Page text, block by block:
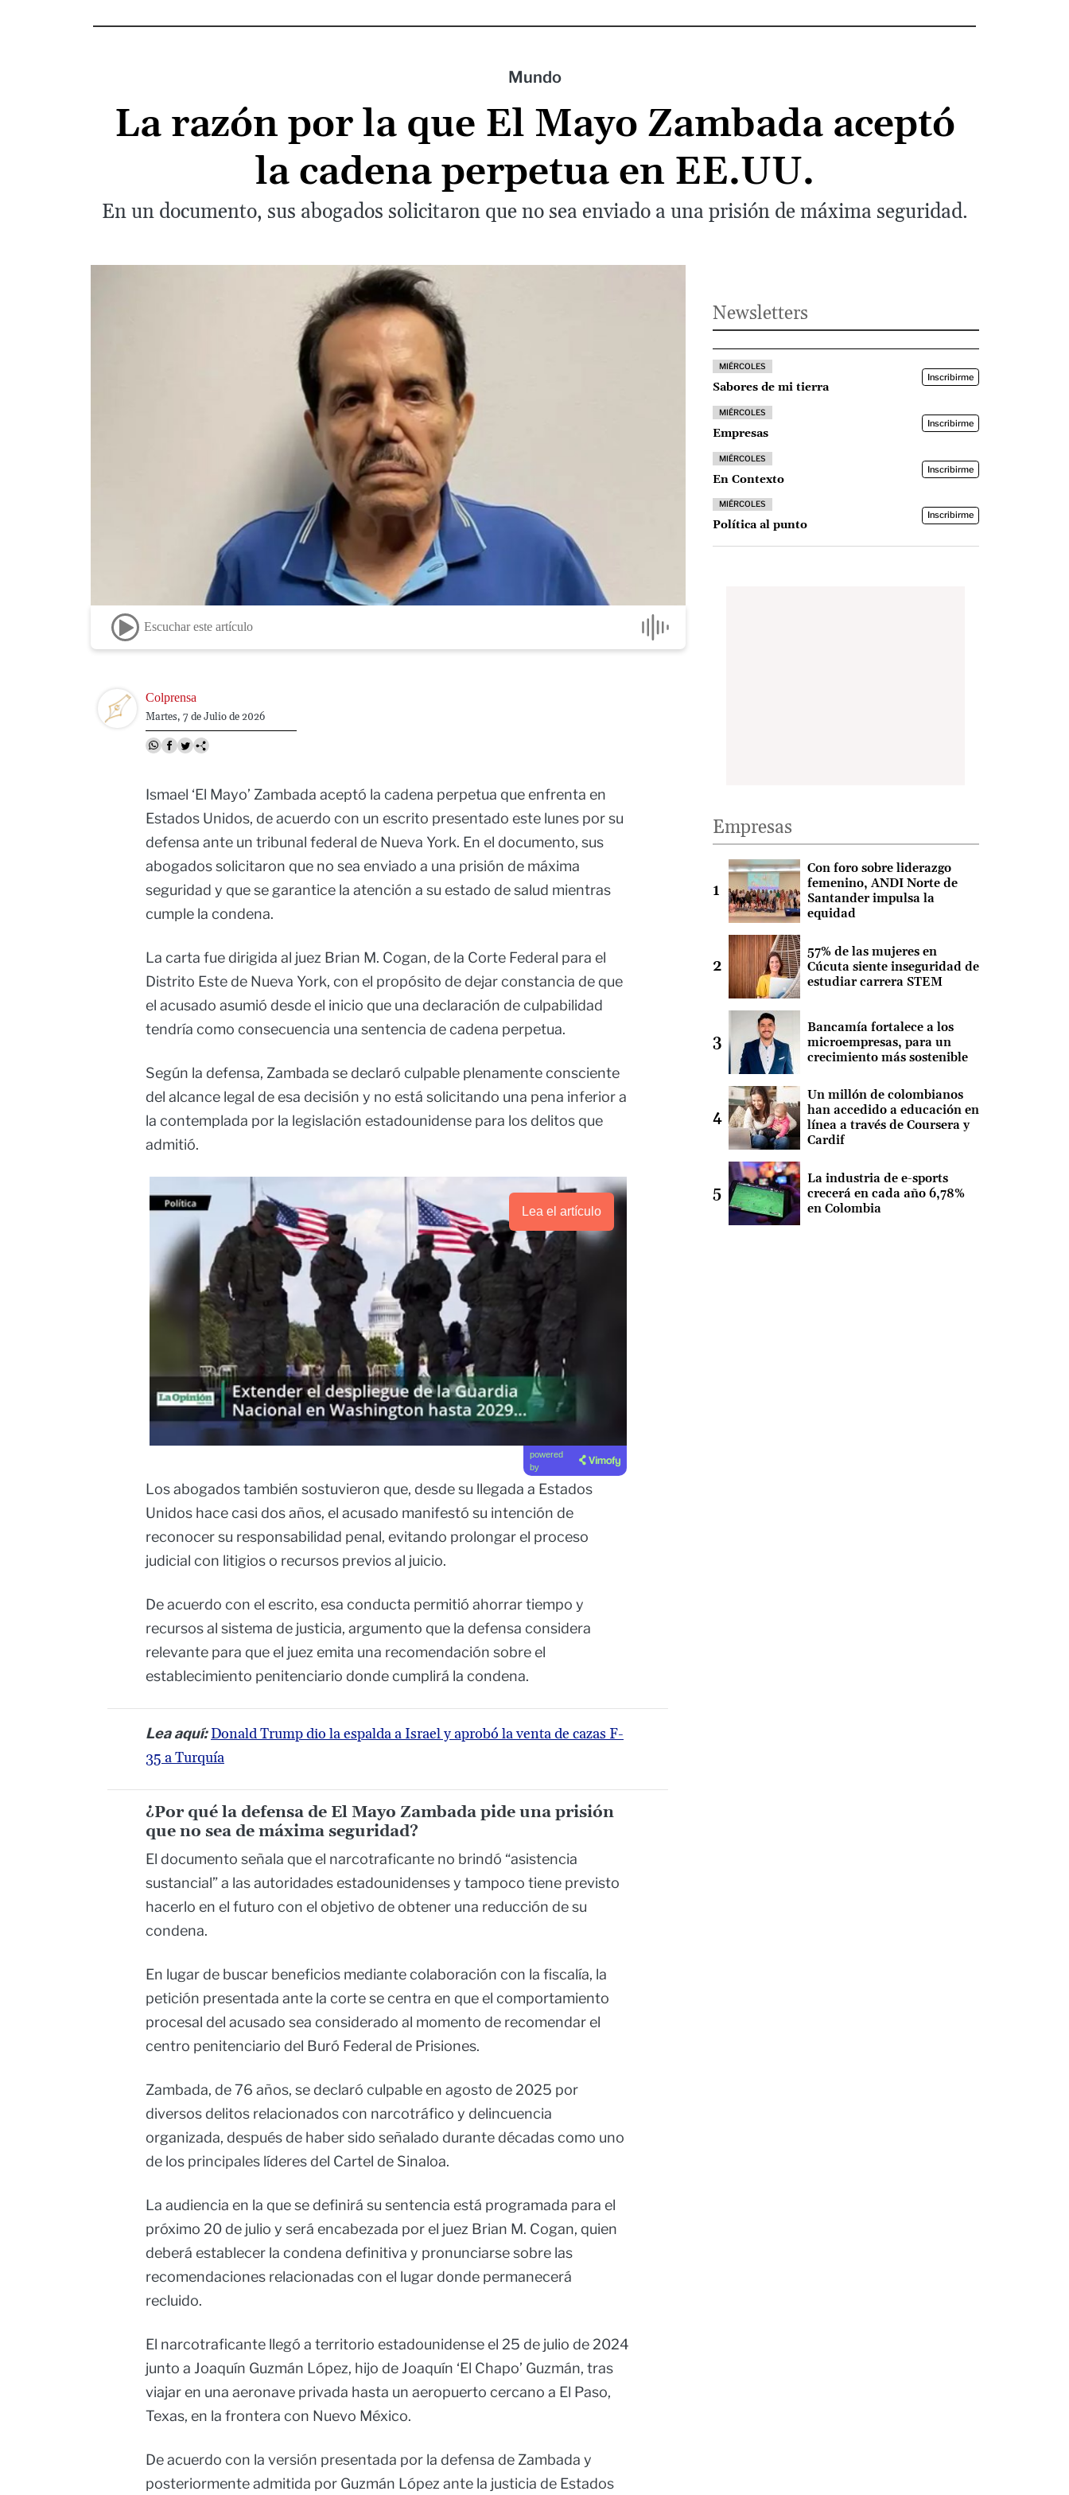
Mundo
La razón por la que El Mayo Zambada aceptó
la cadena perpetua en EE.UU.
En un documento, sus abogados solicitaron que no sea enviado a una prisión de máxima seguridad.
Escuchar este artículo
Image Colprensa
Martes, 7 de Julio de 2026
Ismael ‘El Mayo’ Zambada aceptó la cadena perpetua que enfrenta en
Estados Unidos, de acuerdo con un escrito presentado este lunes por su
defensa ante un tribunal federal de Nueva York. En el documento, sus
abogados solicitaron que no sea enviado a una prisión de máxima
seguridad y que se garantice la atención a su estado de salud mientras
cumple la condena.
La carta fue dirigida al juez Brian M. Cogan, de la Corte Federal para el
Distrito Este de Nueva York, con el propósito de dejar constancia de que
el acusado asumió desde el inicio que una declaración de culpabilidad
tendría como consecuencia una sentencia de cadena perpetua.
Según la defensa, Zambada se declaró culpable plenamente consciente
del alcance legal de esa decisión y no está solicitando una pena inferior a
la contemplada por la legislación estadounidense para los delitos que
admitió.
Lea el artículo
powered
by
Los abogados también sostuvieron que, desde su llegada a Estados
Unidos hace casi dos años, el acusado manifestó su intención de
reconocer su responsabilidad penal, evitando prolongar el proceso
judicial con litigios o recursos previos al juicio.
De acuerdo con el escrito, esa conducta permitió ahorrar tiempo y
recursos al sistema de justicia, argumento que la defensa considera
relevante para que el juez emita una recomendación sobre el
establecimiento penitenciario donde cumplirá la condena.
Lea aquí:Donald Trump dio la espalda a Israel y aprobó la venta de cazas F-
35 a Turquía
¿Por qué la defensa de El Mayo Zambada pide una prisión
que no sea de máxima seguridad?
El documento señala que el narcotraficante no brindó “asistencia
sustancial” a las autoridades estadounidenses y tampoco tiene previsto
hacerlo en el futuro con el objetivo de obtener una reducción de su
condena.
En lugar de buscar beneficios mediante colaboración con la fiscalía, la
petición presentada ante la corte se centra en que el comportamiento
procesal del acusado sea considerado al momento de recomendar el
centro penitenciario del Buró Federal de Prisiones.
Zambada, de 76 años, se declaró culpable en agosto de 2025 por
diversos delitos relacionados con narcotráfico y delincuencia
organizada, después de haber sido señalado durante décadas como uno
de los principales líderes del Cartel de Sinaloa.
La audiencia en la que se definirá su sentencia está programada para el
próximo 20 de julio y será encabezada por el juez Brian M. Cogan, quien
deberá establecer la condena definitiva y pronunciarse sobre las
recomendaciones relacionadas con el lugar donde permanecerá
recluido.
El narcotraficante llegó a territorio estadounidense el 25 de julio de 2024
junto a Joaquín Guzmán López, hijo de Joaquín ‘El Chapo’ Guzmán, tras
viajar en una aeronave privada hasta un aeropuerto cercano a El Paso,
Texas, en la frontera con Nuevo México.
De acuerdo con la versión presentada por la defensa de Zambada y
posteriormente admitida por Guzmán López ante la justicia de Estados
Newsletters
MIÉRCOLES
Sabores de mi tierra
Inscribirme
MIÉRCOLES
Empresas
Inscribirme
MIÉRCOLES
En Contexto
Inscribirme
MIÉRCOLES
Política al punto
Inscribirme
Empresas
Con foro sobre liderazgo
femenino, ANDI Norte de
Santander impulsa la
equidad
57% de las mujeres en
Cúcuta siente inseguridad de
estudiar carrera STEM
Bancamía fortalece a los
microempresas, para un
crecimiento más sostenible
Un millón de colombianos
han accedido a educación en
línea a través de Coursera y
Cardif
La industria de e-sports
crecerá en cada año 6,78%
en Colombia